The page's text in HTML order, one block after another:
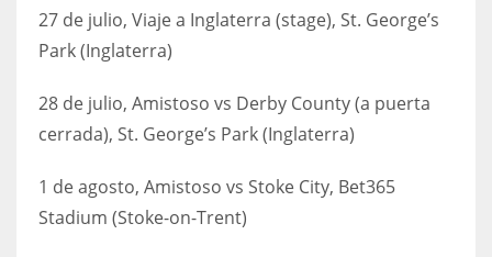
27 de julio, Viaje a Inglaterra (stage), St. George’s
Park (Inglaterra)
28 de julio, Amistoso vs Derby County (a puerta
cerrada), St. George’s Park (Inglaterra)
1 de agosto, Amistoso vs Stoke City, Bet365
Stadium (Stoke-on-Trent)